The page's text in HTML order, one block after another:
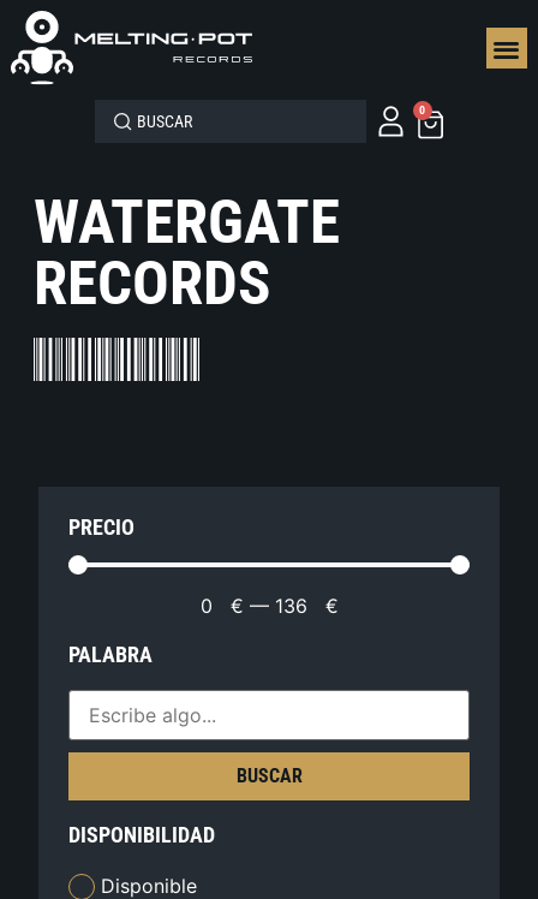
0
WATERGATE
RECORDS
PRECIO
0 € — 136 €
PALABRA
BUSCAR
DISPONIBILIDAD
Disponible